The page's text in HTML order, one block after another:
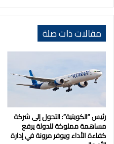
كأس
لكرة
القدم
2026
مقالات ذات صلة
رئيس “الكويتية”: التحول إلى شركة
مساهمة مملوكة للدولة يرفع
كفاءة الأداء ويوفر مرونة في إدارة